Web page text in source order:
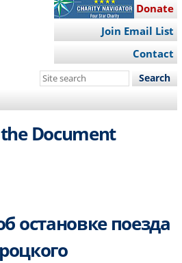
Donate
Join Email List
Contact
Search
site
the Document
остановке поезда